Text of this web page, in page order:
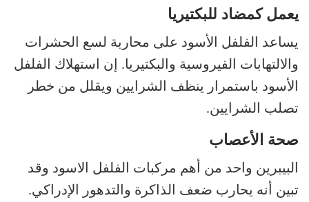
يعمل كمضاد للبكتيريا
يساعد الفلفل الأسود على محاربة لسع الحشرات
والالتهابات الفيروسية والبكتيريا. إن استهلاك الفلفل
الأسود باستمرار ينظف الشرايين ويقلل من خطر
تصلب الشرايين.
صحة الأعصاب
البيبرين واحد من أهم مركبات الفلفل الاسود وقد
تبين أنه يحارب ضعف الذاكرة والتدهور الإدراكي.